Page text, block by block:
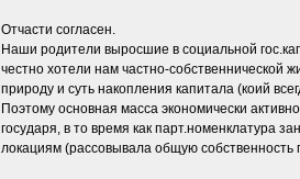
Отчасти согласен.
Наши родители выросшие в социальной
честно хотели нам частно-собственнической
природу и суть накопления капитала (коий
Поэтому основная масса экономически
государя, в то время как парт.номенклатура
локациям (рассовывала общую